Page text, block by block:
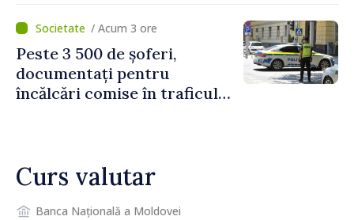
/ Acum 3 ore
Peste 3 500 de șoferi,
documentați pentru
încălcări comise în traficul
Curs valutar
Banca Națională a Moldovei